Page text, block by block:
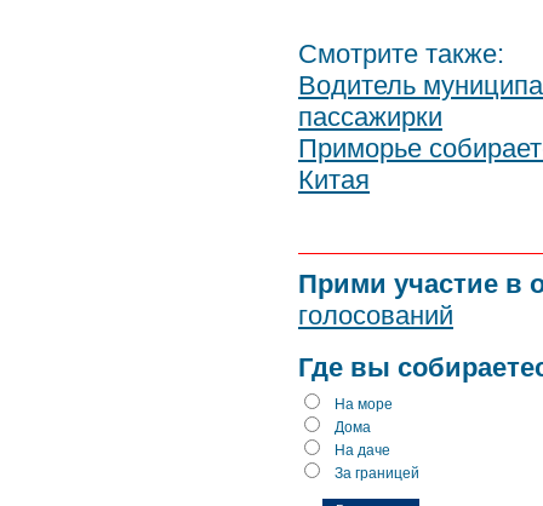
Смотрите также:
Водитель
пассажирки
Приморье
Китая
Прими участие в
голосований
Где вы
На море
Дома
На даче
За границей